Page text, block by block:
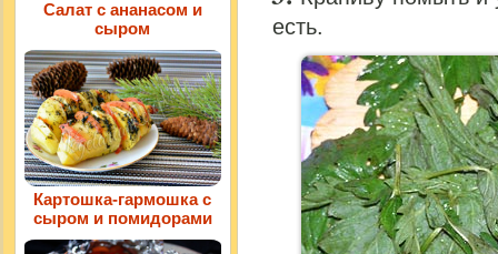
есть.
Салат с ананасом и
сыром
Картошка-гармошка с
сыром и помидорами